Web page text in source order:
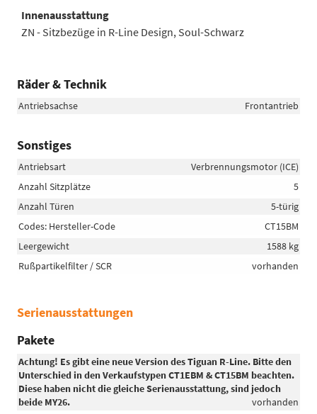
Innenausstattung
ZN - Sitzbezüge in R-Line Design, Soul-Schwarz
Räder & Technik
Antriebsachse Frontantrieb
Sonstiges
Antriebsart
Verbrennungsmotor (ICE)
Anzahl Sitzplätze
5
Anzahl Türen
5-türig
Codes: Hersteller-Code
CT15BM
Leergewicht
1588 kg
Rußpartikelfilter / SCR
vorhanden
Serienausstattungen
Pakete
Achtung! Es gibt eine neue Version des Tiguan R-Line. Bitte den
Unterschied in den Verkaufstypen CT1EBM & CT15BM beachten.
Diese haben nicht die gleiche Serienausstattung, sind jedoch
beide MY26.
vorhanden